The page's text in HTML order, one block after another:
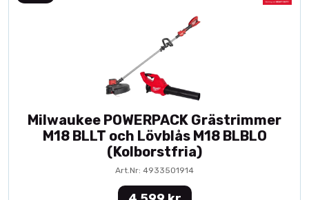
Milwaukee POWERPACK Grästrimmer
M18 BLLT och Lövblås M18 BLBLO
(Kolborstfria)
Art.Nr: 4933501914